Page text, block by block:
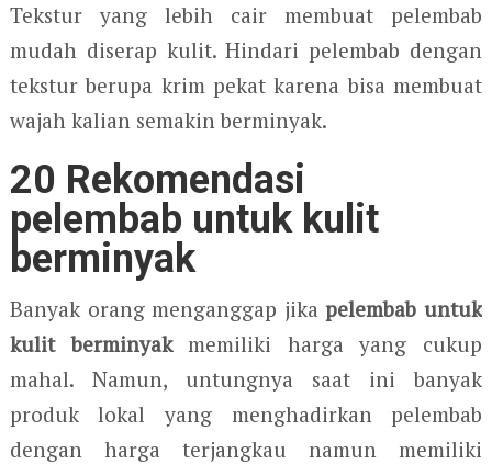
Tekstur yang lebih cair membuat pelembab
mudah diserap kulit. Hindari pelembab dengan
tekstur berupa krim pekat karena bisa membuat
wajah kalian semakin berminyak.
20 Rekomendasi
pelembab untuk kulit
berminyak
Banyak orang menganggap jikapelembab untuk
kulit berminyakmemiliki harga yang cukup
mahal. Namun, untungnya saat ini banyak
produk lokal yang menghadirkan pelembab
dengan harga terjangkau namun memiliki